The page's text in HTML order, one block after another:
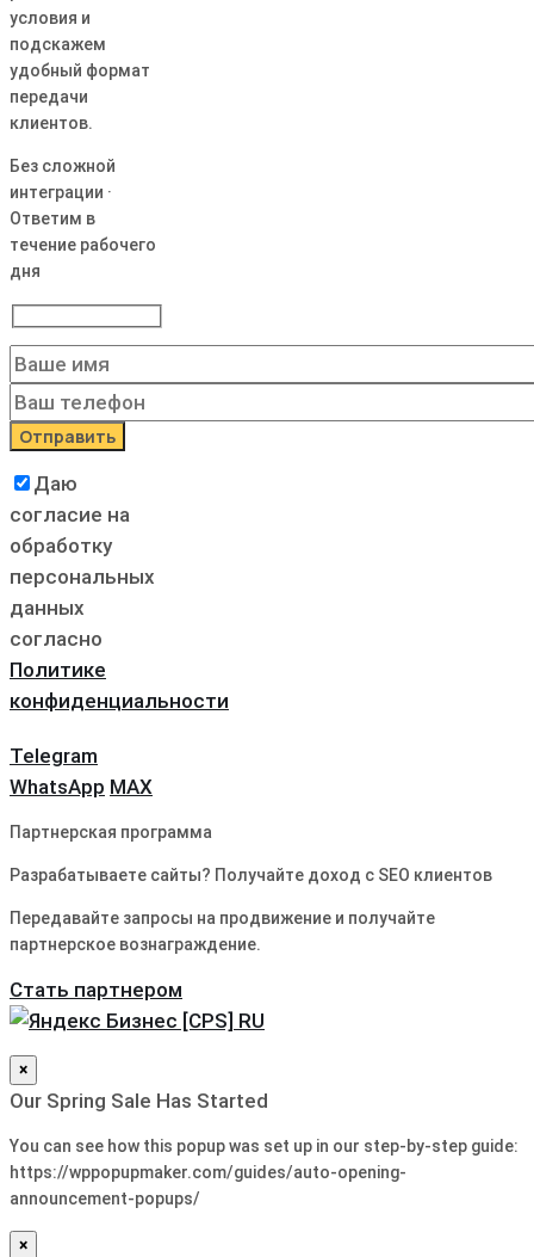
условия и
подскажем
удобный формат
передачи
клиентов.
Без сложной
интеграции ·
Ответим в
течение рабочего
дня
Даю
согласие на
обработку
персональных
данных
согласно
Политике
конфиденциальности
Telegram
WhatsApp MAX
Партнерская программа
Разрабатываете сайты? Получайте доход с SEO клиентов
Передавайте запросы на продвижение и получайте
партнерское вознаграждение.
Стать партнером
×
Our Spring Sale Has Started
You can see how this popup was set up in our step-by-step guide:
https://wppopupmaker.com/guides/auto-opening-
announcement-popups/
×